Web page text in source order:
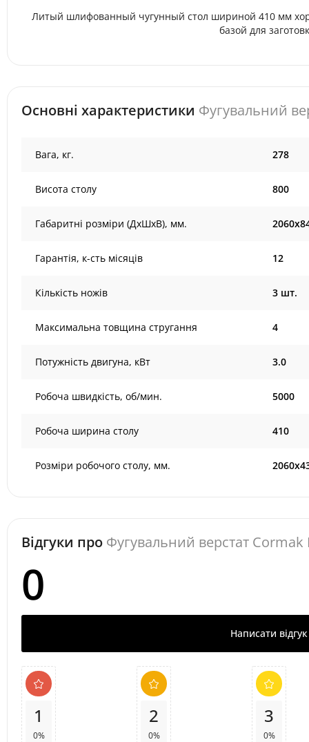
Литый шлифованный чугунный стол шириной 410 мм
базой для
Основні характеристики Фугувальний
Вага, кг. 278
Висота столу 800
Габаритні розміри (ДхШхВ), мм.
Гарантія, к-сть місяців 12
Кількість ножів 3 шт.
Максимальна товщина стругання 4
Потужність двигуна, кВт 3.0
Робоча швидкість, об/мин. 5000
Робоча ширина столу 410
Розміри робочого столу, мм.
Відгуки про Фугувальний верстат Cormak
0
Написати відгук
1
0%
2
0%
3
0%